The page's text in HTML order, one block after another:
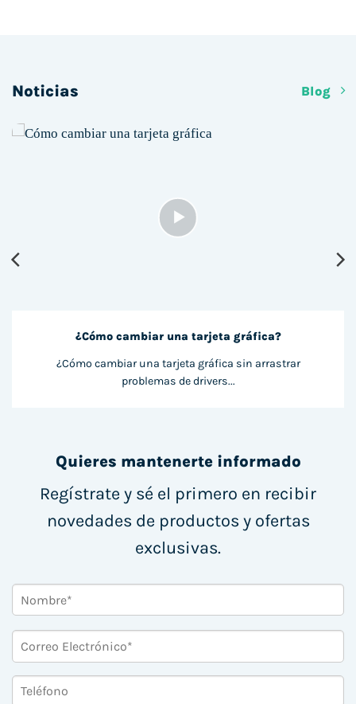
Noticias Blog
¿Cómo cambiar una tarjeta gráfica?
¿Cómo cambiar una tarjeta gráfica sin arrastrar
problemas de drivers...
Quieres mantenerte informado
Regístrate y sé el primero en recibir
novedades de productos y ofertas
exclusivas.